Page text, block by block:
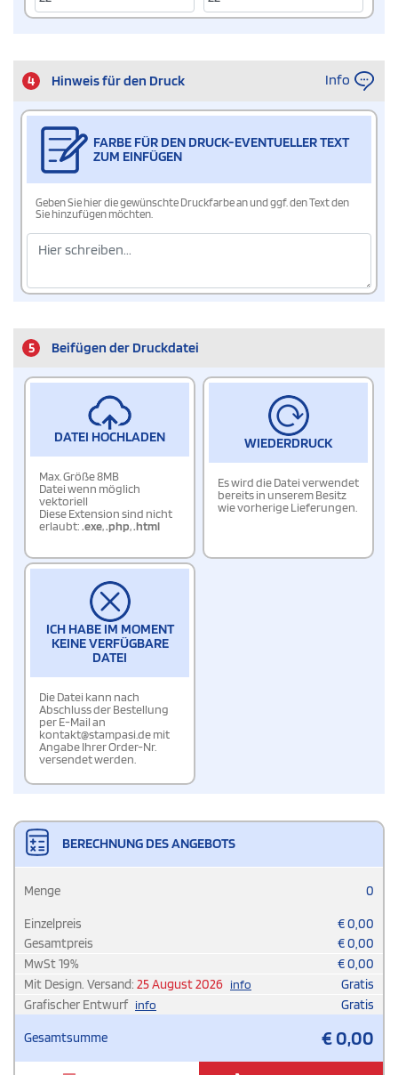
4 Hinweis für den Druck Info
FARBE FÜR DEN DRUCK-EVENTUELLER TEXT
ZUM EINFÜGEN
Geben Sie hier die gewünschte Druckfarbe an und ggf. den Text den
Sie hinzufügen möchten.
5 Beifügen der Druckdatei
DATEI HOCHLADEN
Max. Größe 8MB
Datei wenn möglich
vektoriell
Diese Extension sind nicht
erlaubt:.exe,.php,.html
WIEDERDRUCK
Es wird die Datei verwendet
bereits in unserem Besitz
wie vorherige Lieferungen.
ICH HABE IM MOMENT
KEINE VERFÜGBARE
DATEI
Die Datei kann nach
Abschluss der Bestellung
per E-Mail an
kontakt@stampasi.de mit
Angabe Ihrer Order-Nr.
versendet werden.
BERECHNUNG DES ANGEBOTS
Menge 0
Einzelpreis €0,00
Gesamtpreis
€0,00
MwSt19% €0,00
Mit Design. Versand: 25 August 2026 info
Gratis
Grafischer Entwurf info Gratis
Gesamtsumme €0,00